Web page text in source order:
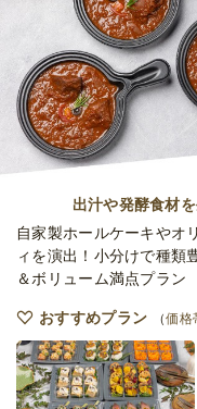
出汁や発酵食材
自家製ホールケーキやオ
ィを演出！小分けで種類
＆ボリューム満点プラン
おすすめプラン 価格